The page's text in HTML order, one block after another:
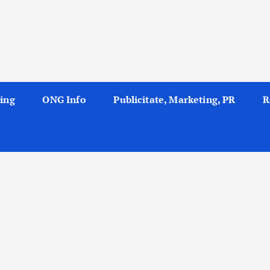
ONG Info Publicitate, Marketing, PR